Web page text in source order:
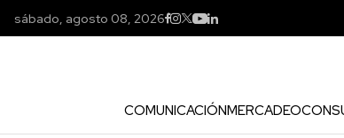
sábado, agosto 08, 2026
COMUNICACIÓNMERCADEO